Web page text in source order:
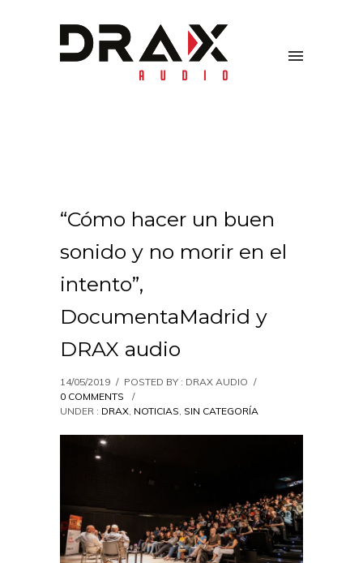
“Cómo hacer un buen
sonido y no morir en el
intento”,
DocumentaMadrid y
DRAX audio
14/05/2019 / POSTED BY : DRAX AUDIO /
0 COMMENTS
/
UNDER : DRAX, NOTICIAS, SIN CATEGORÍA